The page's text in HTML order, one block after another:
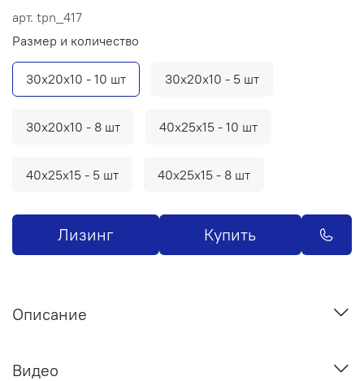
арт. tpn_417
Лизинг Купить
Размер и количество
30х20х10 - 10 шт 30х20х10 - 5 шт
30х20х10 - 8 шт 40х25х15 - 10 шт
40х25х15 - 5 шт 40х25х15 - 8 шт
Описание
Видео